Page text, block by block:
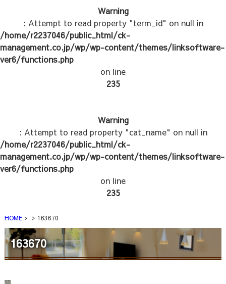
Warning
: Attempt to read property "term_id" on null in
/home/r2237046/public_html/ck-
management.co.jp/wp/wp-content/themes/linksoftware-
ver6/functions.php
on line
235
Warning
: Attempt to read property "cat_name" on null in
/home/r2237046/public_html/ck-
management.co.jp/wp/wp-content/themes/linksoftware-
ver6/functions.php
on line
235
HOME 163670
163670